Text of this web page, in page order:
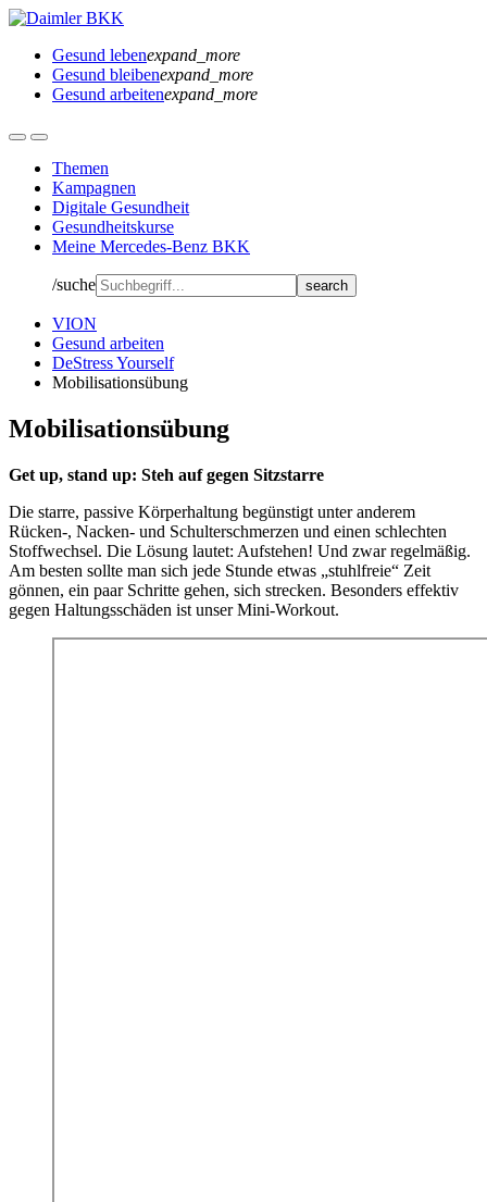
Gesund lebenexpand_more
Gesund bleibenexpand_more
Gesund arbeitenexpand_more
Themen
Kampagnen
Digitale Gesundheit
Gesundheitskurse
Meine Mercedes-Benz BKK
/suche
VION
Gesund arbeiten
DeStress Yourself
Mobilisationsübung
Mobilisationsübung
Get up, stand up: Steh auf gegen Sitzstarre
Die starre, passive Körperhaltung begünstigt unter anderem
Rücken-, Nacken- und Schulterschmerzen und einen schlechten
Stoffwechsel. Die Lösung lautet: Aufstehen! Und zwar regelmäßig.
Am besten sollte man sich jede Stunde etwas „stuhlfreie“ Zeit
gönnen, ein paar Schritte gehen, sich strecken. Besonders effektiv
gegen Haltungsschäden ist unser Mini-Workout.